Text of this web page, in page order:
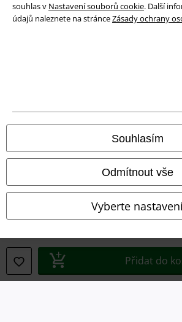
souhlas v Nastavení souborů cookie. Další
údajů naleznete na stránceZásady ochrany
Souhlasím
Odmítnout vše
Vyberte
Přidat do
Ochrana osobních údajů
Likvidace odpadu a ochrana životního
Informace o přístupnosti
Odstoupení od smlouvy